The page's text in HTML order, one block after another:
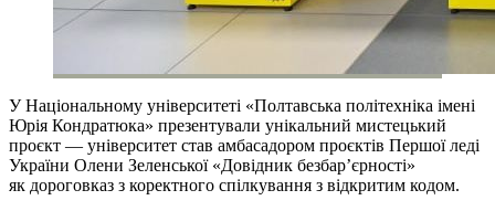
У Національному університеті «Полтавська політехніка імені
Юрія Кондратюка» презентували унікальний мистецький
проєкт — університет став амбасадором проєктів Першої леді
України Олени Зеленської «Довідник безбар’єрності»
як дороговказ з коректного спілкування з відкритим кодом.